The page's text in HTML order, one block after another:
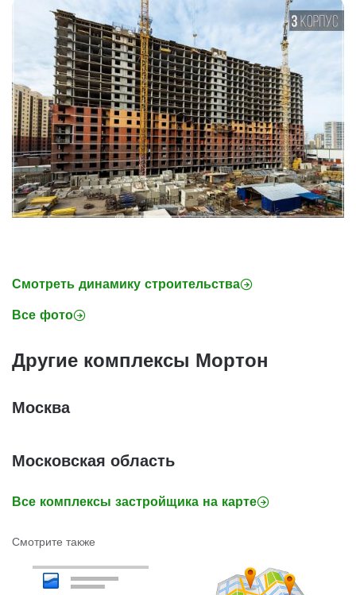
Смотреть динамику строительства
Все фото
Другие комплексы Мортон
Москва
Московская область
Все комплексы застройщика на карте
Смотрите также